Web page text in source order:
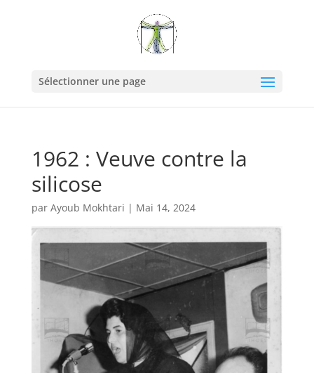
Sélectionner une page
1962 : Veuve contre la
silicose
par Ayoub Mokhtari | Mai 14, 2024